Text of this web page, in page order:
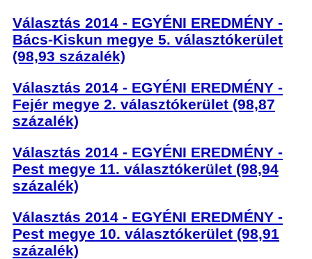
Választás 2014 - EGYÉNI EREDMÉNY -
Bács-Kiskun megye 5. választókerület
(98,93 százalék)
Választás 2014 - EGYÉNI EREDMÉNY -
Fejér megye 2. választókerület (98,87
százalék)
Választás 2014 - EGYÉNI EREDMÉNY -
Pest megye 11. választókerület (98,94
százalék)
Választás 2014 - EGYÉNI EREDMÉNY -
Pest megye 10. választókerület (98,91
százalék)